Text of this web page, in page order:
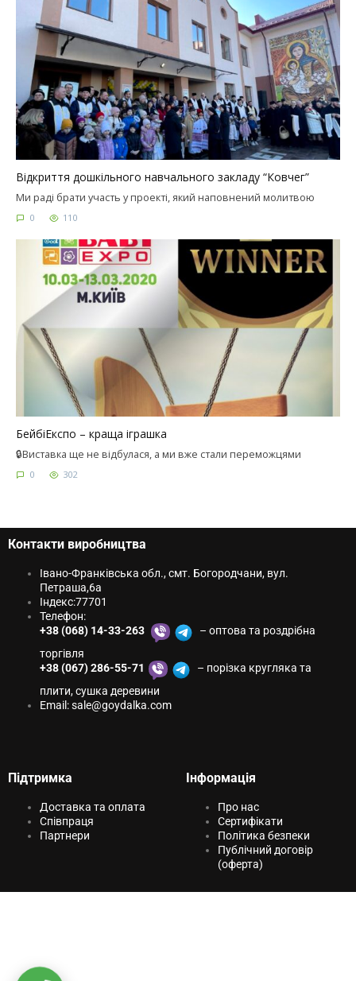
Відкриття дошкільного навчального закладу “Ковчег”
Ми раді брати участь у проекті, який наповнений молитвою
0 110
БейбіЕкспо – краща іграшка
🔒Виставка ще не відбулася, а ми вже стали переможцями
0 302
Контакти виробництва
Івано-Франківська обл., смт. Богородчани, вул.
Петраша,6a
Індекс:77701
Телефон:
+38 (068) 14-33-263
– оптова та роздрібна
торгівля
+38 (067) 286-55-71
– порізка кругляка та
плити, сушка деревини
Email:sale@goydаlkа.com
Підтримка
Доставка та оплата
Співпраця
Партнери
Інформація
Про нас
Сертифікати
Політика безпеки
Публічний договір
(оферта)